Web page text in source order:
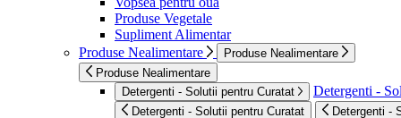
Produse Vegetale
Supliment Alimentar
Produse Nealimentare
Produse Nealimentare
Produse Nealimentare
Detergenti - Solutii pentru Curatat
Detergenti -
Detergenti - Solutii pentru Curatat Detergenti -